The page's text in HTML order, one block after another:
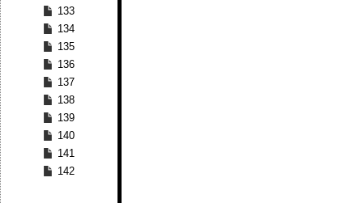
133
134
135
136
137
138
139
140
141
142